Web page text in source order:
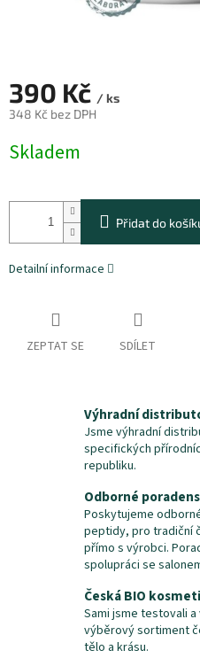
390 Kč / ks
348 Kč bez DPH
cena:
Skladem
Přidat do
Detailní informace
ZEPTAT SE SDÍLET
Výhradní
Jsme výhradní
specifických
republiku.
Odborné
Poskytujeme
peptidy, pro tradiční
přímo s výrobci.
spolupráci se
Česká BIO
Sami jsme testovali
výběrový sortiment
tělo a krásu.